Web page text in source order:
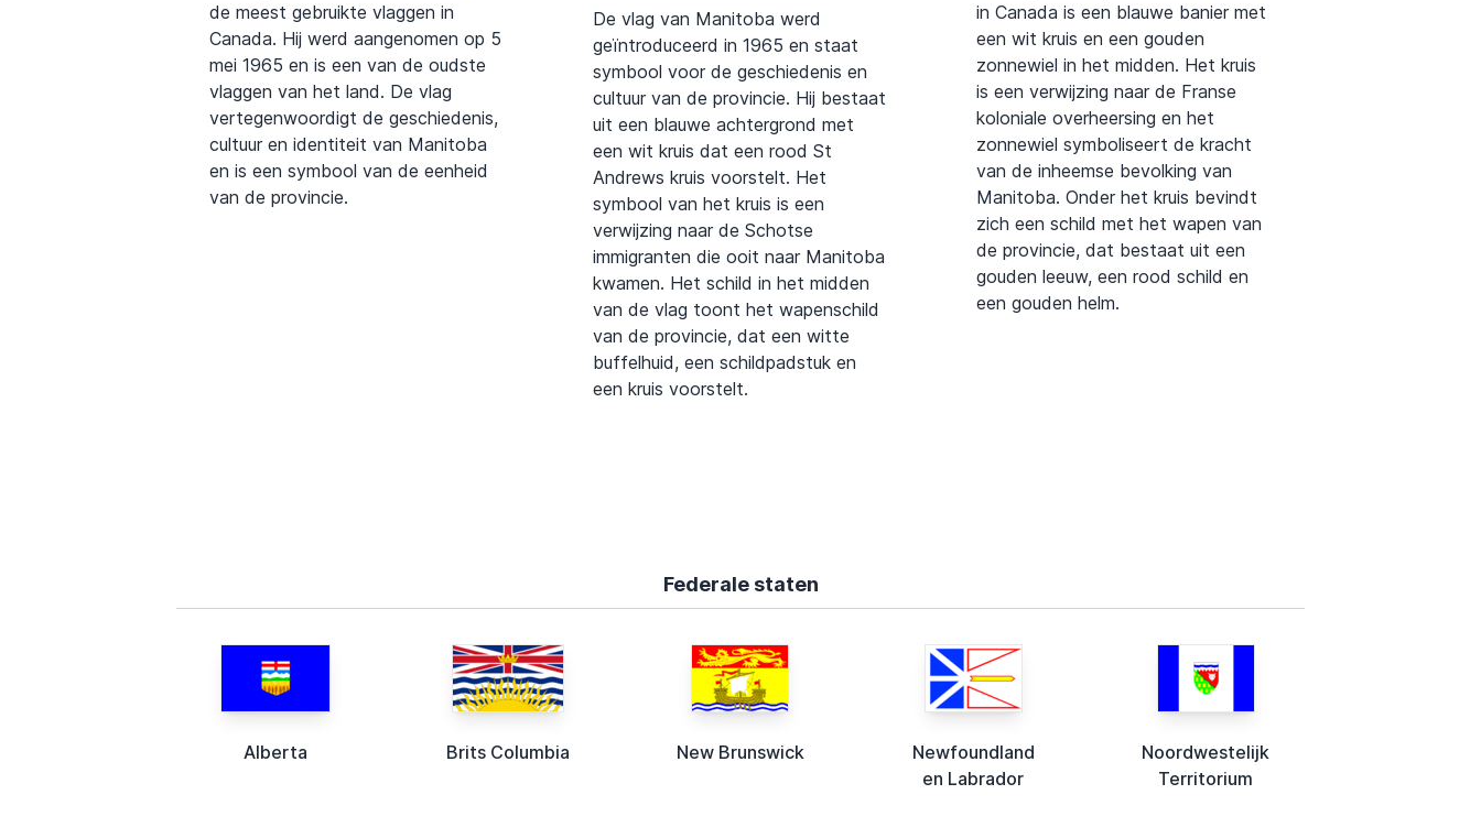
de meest gebruikte vlaggen in
Canada. Hij werd aangenomen op 5
mei 1965 en is een van de oudste
vlaggen van het land. De vlag
vertegenwoordigt de geschiedenis,
cultuur en identiteit van Manitoba
en is een symbool van de eenheid
van de provincie.
De vlag van Manitoba werd
geïntroduceerd in 1965 en staat
symbool voor de geschiedenis en
cultuur van de provincie. Hij bestaat
uit een blauwe achtergrond met
een wit kruis dat een rood St
Andrews kruis voorstelt. Het
symbool van het kruis is een
verwijzing naar de Schotse
immigranten die ooit naar Manitoba
kwamen. Het schild in het midden
van de vlag toont het wapenschild
van de provincie, dat een witte
buffelhuid, een schildpadstuk en
een kruis voorstelt.
in Canada is een blauwe banier met
een wit kruis en een gouden
zonnewiel in het midden. Het kruis
is een verwijzing naar de Franse
koloniale overheersing en het
zonnewiel symboliseert de kracht
van de inheemse bevolking van
Manitoba. Onder het kruis bevindt
zich een schild met het wapen van
de provincie, dat bestaat uit een
gouden leeuw, een rood schild en
een gouden helm.
Federale staten
Alberta Brits Columbia New Brunswick
Newfoundland
en Labrador
Noordwestelijk
Territorium